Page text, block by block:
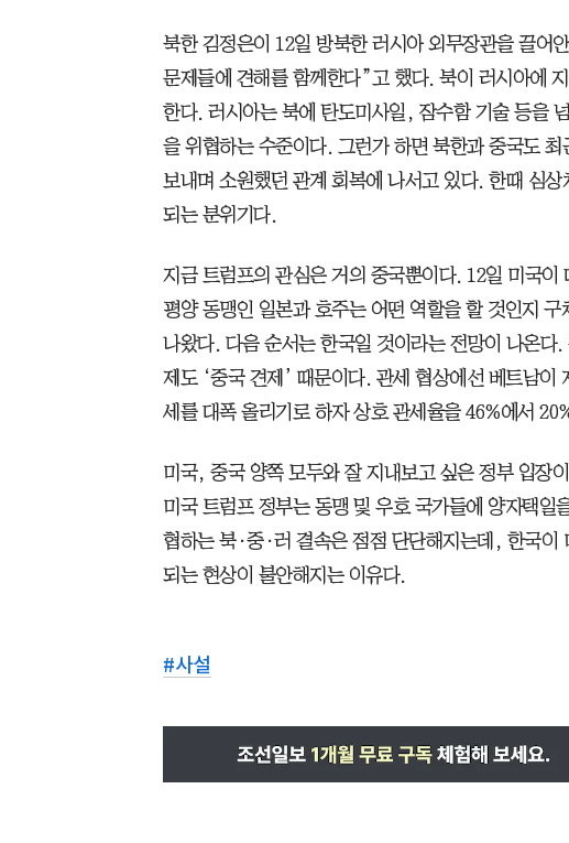
북한 김정은이 12일 방북한 러시아 외무장관을 끌어
문제들에 견해를 함께한다”고 했다. 북이 러시아에
한다. 러시아는 북에 탄도미사일, 잠수함 기술 등을
을 위협하는 수준이다. 그런가 하면 북한과 중국도
보내며 소원했던 관계 회복에 나서고 있다. 한때 심
되는 분위기다.
지금 트럼프의 관심은 거의 중국뿐이다. 12일 미국이
평양 동맹인 일본과 호주는 어떤 역할을 할 것인지
나왔다. 다음 순서는 한국일 것이라는 전망이 나온다
제도 ‘중국 견제’ 때문이다. 관세 협상에선 베트남이
세를 대폭 올리기로 하자 상호 관세율을 46%에서
미국, 중국 양쪽 모두와 잘 지내보고 싶은 정부 입장
미국 트럼프 정부는 동맹 및 우호 국가들에 양자택일
협하는 북·중·러 결속은 점점 단단해지는데, 한국이
되는 현상이 불안해지는 이유다.
#사설